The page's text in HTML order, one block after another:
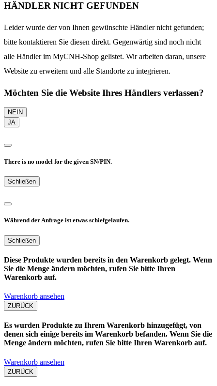
HÄNDLER NICHT GEFUNDEN
Leider wurde der von Ihnen gewünschte Händler nicht gefunden;
bitte kontaktieren Sie diesen direkt. Gegenwärtig sind noch nicht
alle Händler im MyCNH-Shop gelistet. Wir arbeiten daran, unsere
Website zu erweitern und alle Standorte zu integrieren.
Möchten Sie die Website Ihres Händlers verlassen?
NEIN
JA
There is no model for the given SN/PIN.
Schließen
Während der Anfrage ist etwas schiefgelaufen.
Schließen
Diese Produkte wurden bereits in den Warenkorb gelegt. Wenn
Sie die Menge ändern möchten, rufen Sie bitte Ihren
Warenkorb auf.
Warenkorb ansehen
ZURÜCK
Es wurden Produkte zu Ihrem Warenkorb hinzugefügt, von
denen sich einige bereits im Warenkorb befanden. Wenn Sie die
Menge ändern möchten, rufen Sie bitte Ihren Warenkorb auf.
Warenkorb ansehen
ZURÜCK